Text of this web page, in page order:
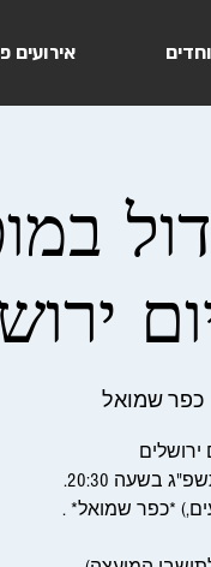
אירועים
הגדול
כפר שמואל